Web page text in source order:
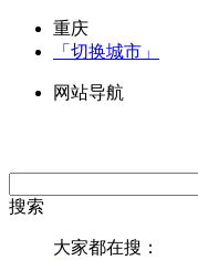
重庆
「切换城市」
网站导航
搜索
大家都在搜：